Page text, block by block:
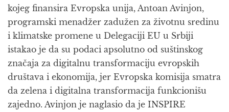
kojeg finansira Evropska unija, Antoan Avinjon,
programski menadžer zadužen za životnu sredinu
i klimatske promene u Delegaciji EU u Srbiji
istakao je da su podaci apsolutno od suštinskog
značaja za digitalnu transformaciju evropskih
društava i ekonomija, jer Evropska komisija smatra
da zelena i digitalna transformacija funkcionišu
zajedno. Avinjon je naglasio da je INSPIRE